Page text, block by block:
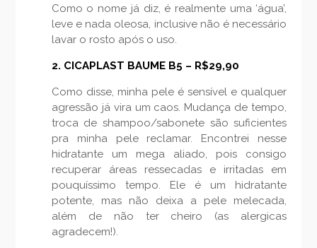
Como o nome já diz, é realmente uma ‘água’,
leve e nada oleosa, inclusive não é necessário
lavar o rosto após o uso.
2. CICAPLAST BAUME B5 – R$29,90
Como disse, minha pele é sensível e qualquer
agressão já vira um caos. Mudança de tempo,
troca de shampoo/sabonete são suficientes
pra minha pele reclamar. Encontrei nesse
hidratante um mega aliado, pois consigo
recuperar áreas ressecadas e irritadas em
pouquíssimo tempo. Ele é um hidratante
potente, mas não deixa a pele melecada,
além de não ter cheiro (as alergicas
agradecem!).